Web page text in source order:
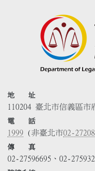
地 址
110204 臺北市信義區市
電 話
1999 (非臺北市02-
傳 真
02-27596695、02-